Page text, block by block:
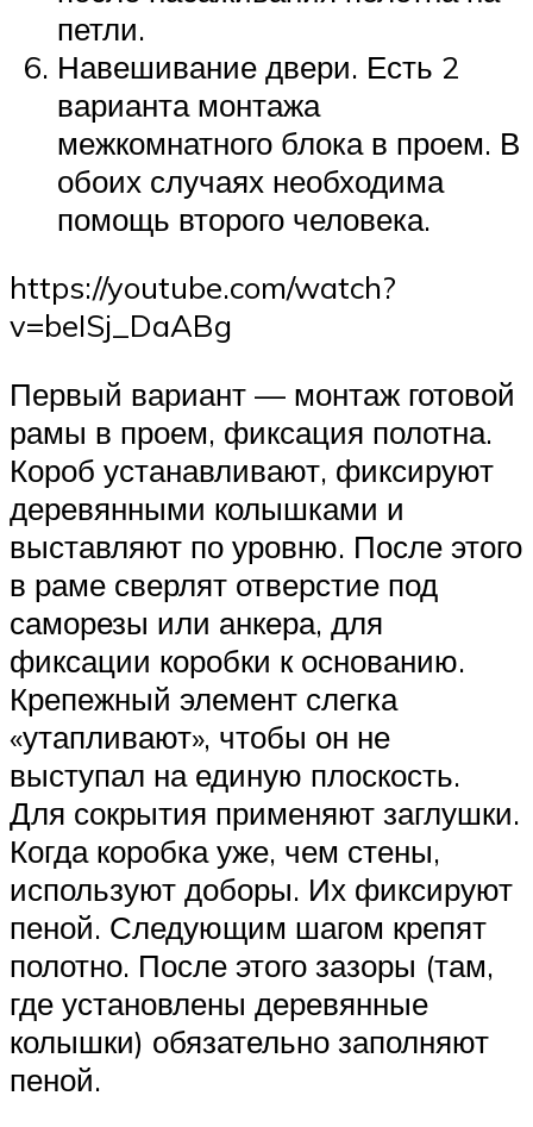
петли.
Навешивание двери. Есть 2
варианта монтажа
межкомнатного блока в проем. В
обоих случаях необходима
помощь второго человека.
https://youtube.com/watch?
v=beISj_DaABg
Первый вариант — монтаж готовой
рамы в проем, фиксация полотна.
Короб устанавливают, фиксируют
деревянными колышками и
выставляют по уровню. После этого
в раме сверлят отверстие под
саморезы или анкера, для
фиксации коробки к основанию.
Крепежный элемент слегка
«утапливают», чтобы он не
выступал на единую плоскость.
Для сокрытия применяют заглушки.
Когда коробка уже, чем стены,
используют доборы. Их фиксируют
пеной. Следующим шагом крепят
полотно. После этого зазоры (там,
где установлены деревянные
колышки) обязательно заполняют
пеной.